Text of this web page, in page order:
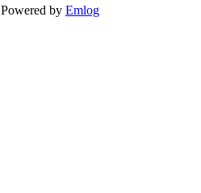
Powered by Emlog